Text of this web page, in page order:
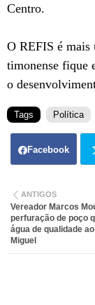
Centro.
O REFIS é mais
timonense fique
o
Tags Política
Facebook
ANTIGOS
Vereador Marcos
perfuração de poço
água de qualidade
Miguel